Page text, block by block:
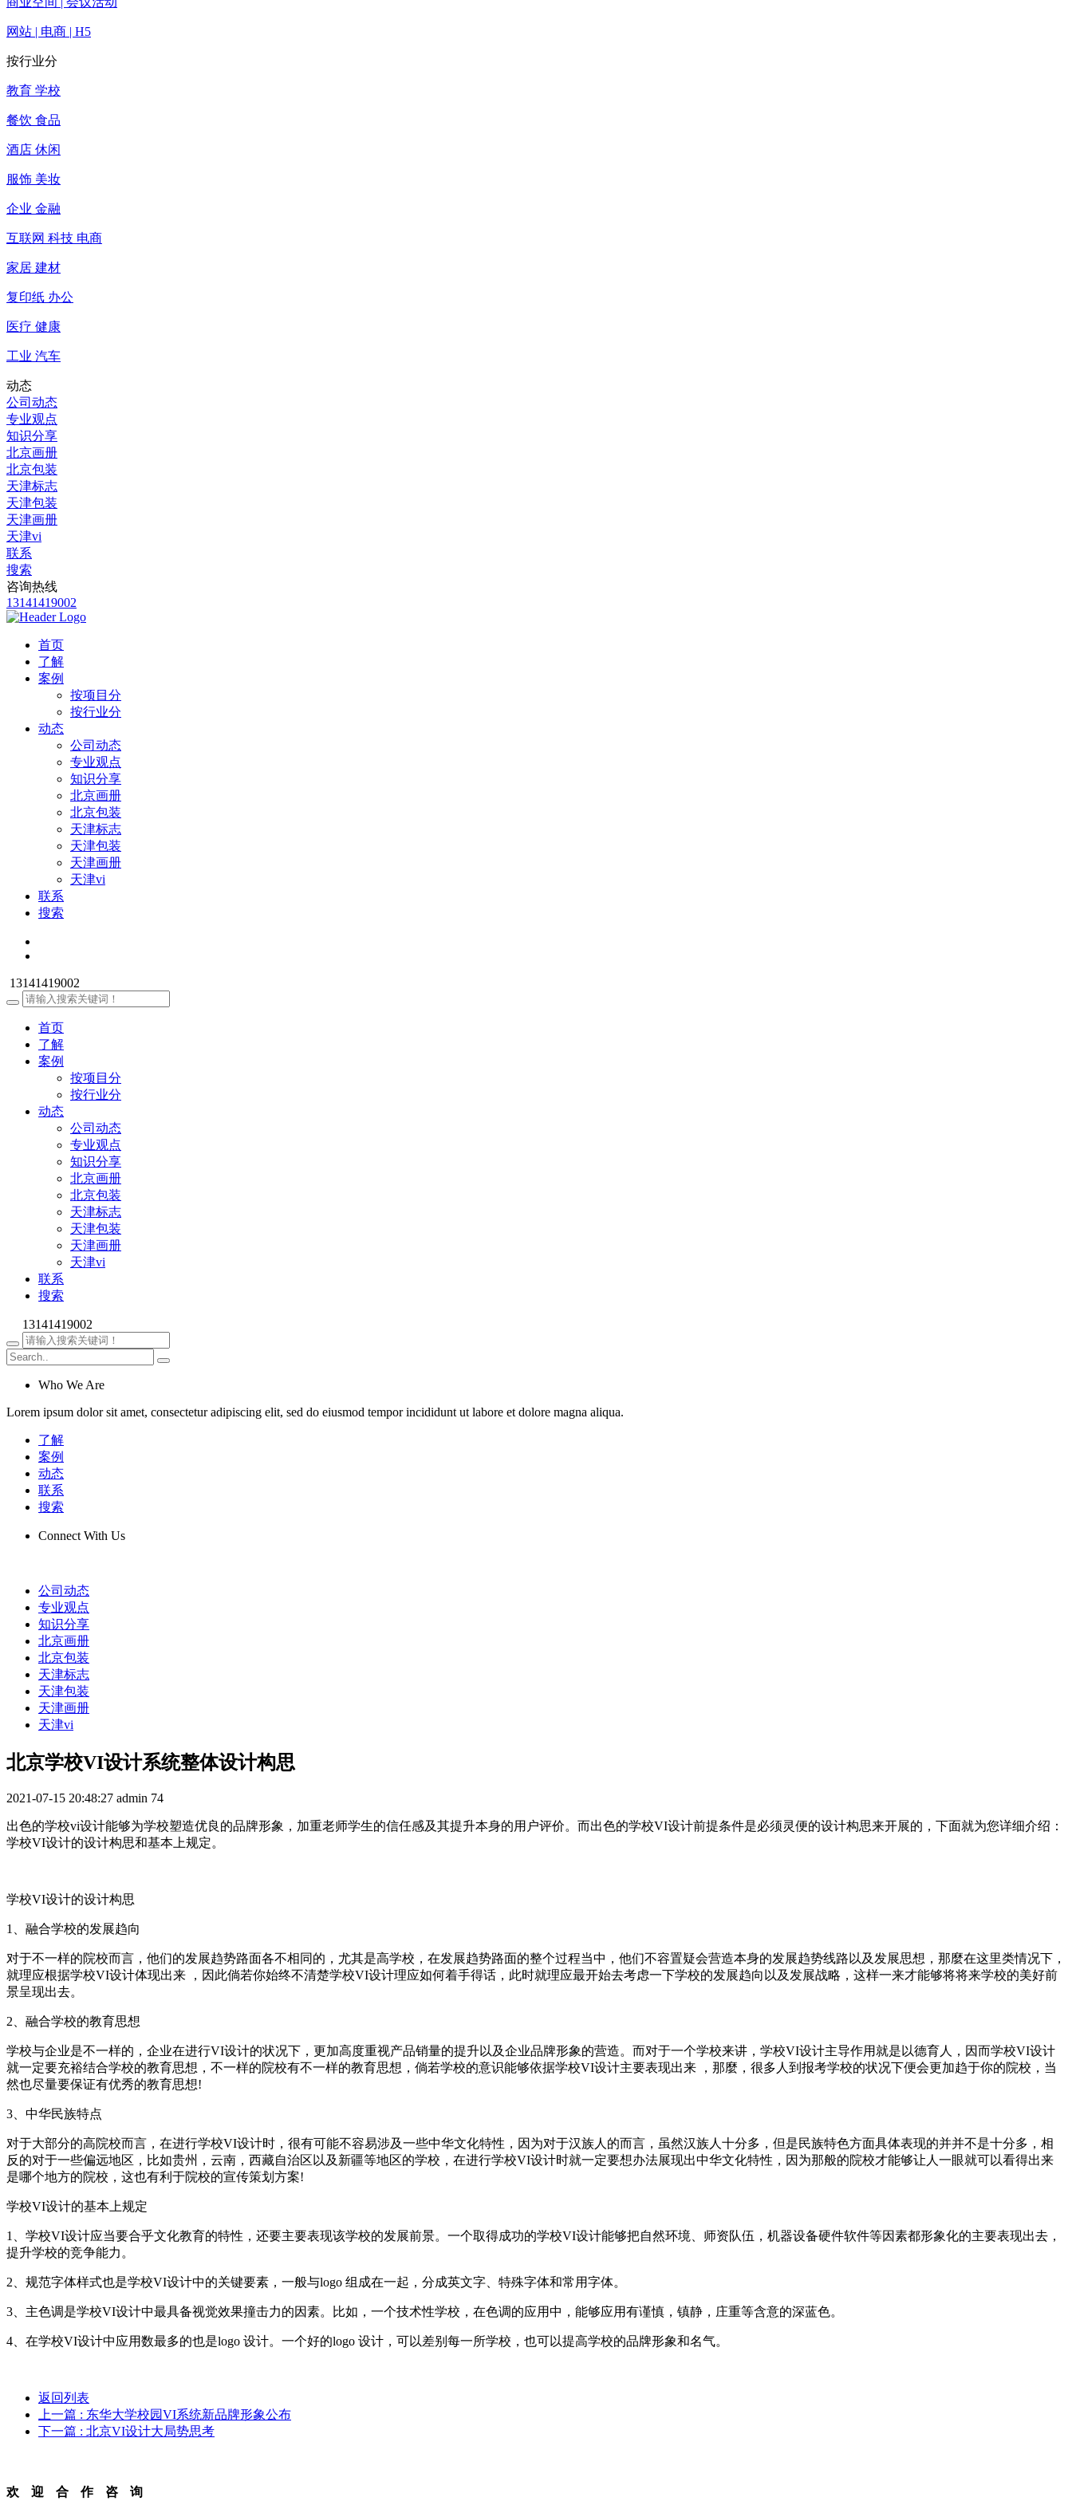
网站 | 电商 | H5
按行业分
教育 学校
餐饮 食品
酒店 休闲
服饰 美妆
企业 金融
互联网 科技 电商
家居 建材
复印纸 办公
医疗 健康
工业 汽车
动态
公司动态
专业观点
知识分享
北京画册
北京包装
天津标志
天津包装
天津画册
天津vi
联系
搜索
咨询热线
13141419002
首页
了解
案例
按项目分
按行业分
动态
公司动态
专业观点
知识分享
北京画册
北京包装
天津标志
天津包装
天津画册
天津vi
联系
搜索
13141419002
首页
了解
案例
按项目分
按行业分
动态
公司动态
专业观点
知识分享
北京画册
北京包装
天津标志
天津包装
天津画册
天津vi
联系
搜索
13141419002
Who We Are
Lorem ipsum dolor sit amet, consectetur adipiscing elit, sed do eiusmod tempor incididunt ut labore et dolore magna aliqua.
了解
案例
动态
联系
搜索
Connect With Us
公司动态
专业观点
知识分享
北京画册
北京包装
天津标志
天津包装
天津画册
天津vi
北京学校VI设计系统整体设计构思
2021-07-15 20:48:27 admin 74
出色的学校vi设计能够为学校塑造优良的品牌形象，加重老师学生的信任感及其提升本身的用户评价。而出色的学校VI设计前提条件是必须灵便的设计构思来开展的，下面就为您详细介绍：
学校VI设计的设计构思和基本上规定。
学校VI设计的设计构思
1、融合学校的发展趋向
对于不一样的院校而言，他们的发展趋势路面各不相同的，尤其是高学校，在发展趋势路面的整个过程当中，他们不容置疑会营造本身的发展趋势线路以及发展思想，那麼在这里类情况下，
就理应根据学校VI设计体现出来 ，因此倘若你始终不清楚学校VI设计理应如何着手得话，此时就理应最开始去考虑一下学校的发展趋向以及发展战略，这样一来才能够将将来学校的美好前
景呈现出去。
2、融合学校的教育思想
学校与企业是不一样的，企业在进行VI设计的状况下，更加高度重视产品销量的提升以及企业品牌形象的营造。而对于一个学校来讲，学校VI设计主导作用就是以德育人，因而学校VI设计
就一定要充裕结合学校的教育思想，不一样的院校有不一样的教育思想，倘若学校的意识能够依据学校VI设计主要表现出来 ，那麼，很多人到报考学校的状况下便会更加趋于你的院校，当
然也尽量要保证有优秀的教育思想!
3、中华民族特点
对于大部分的高院校而言，在进行学校VI设计时，很有可能不容易涉及一些中华文化特性，因为对于汉族人的而言，虽然汉族人十分多，但是民族特色方面具体表现的并并不是十分多，相
反的对于一些偏远地区，比如贵州，云南，西藏自治区以及新疆等地区的学校，在进行学校VI设计时就一定要想办法展现出中华文化特性，因为那般的院校才能够让人一眼就可以看得出来
是哪个地方的院校，这也有利于院校的宣传策划方案!
学校VI设计的基本上规定
1、学校VI设计应当要合乎文化教育的特性，还要主要表现该学校的发展前景。一个取得成功的学校VI设计能够把自然环境、师资队伍，机器设备硬件软件等因素都形象化的主要表现出去，
提升学校的竞争能力。
2、规范字体样式也是学校VI设计中的关键要素，一般与logo 组成在一起，分成英文字、特殊字体和常用字体。
3、主色调是学校VI设计中最具备视觉效果撞击力的因素。比如，一个技术性学校，在色调的应用中，能够应用有谨慎，镇静，庄重等含意的深蓝色。
4、在学校VI设计中应用数最多的也是logo 设计。一个好的logo 设计，可以差别每一所学校，也可以提高学校的品牌形象和名气。
返回列表
上一篇 : 东华大学校园VI系统新品牌形象公布
下一篇 : 北京VI设计大局势思考
欢迎合作咨询